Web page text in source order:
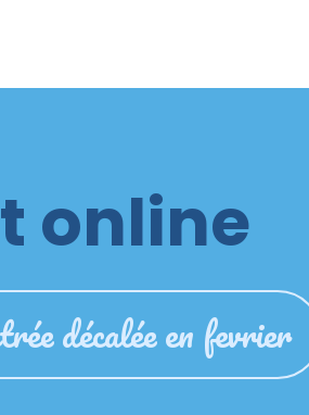
online
décalée en fevrier